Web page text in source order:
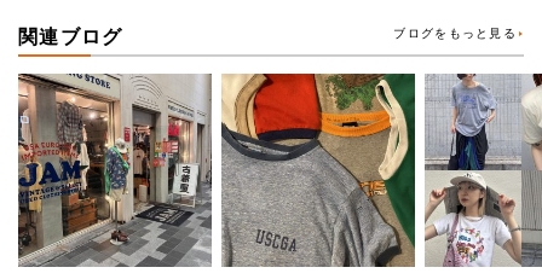
関連ブログ ブログをもっと見る